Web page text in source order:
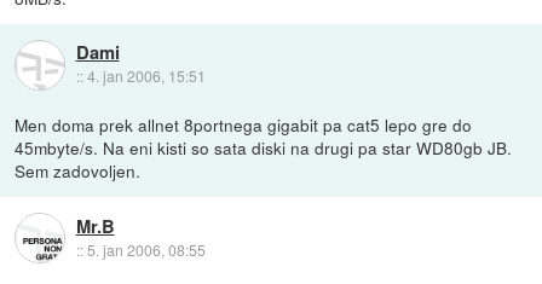
Dami
::4. jan 2006, 15:51
Men doma prek allnet 8portnega gigabit pa cat5 lepo gre do
45mbyte/s. Na eni kisti so sata diski na drugi pa star WD80gb JB.
Sem zadovoljen.
Mr.B
::5. jan 2006, 08:55